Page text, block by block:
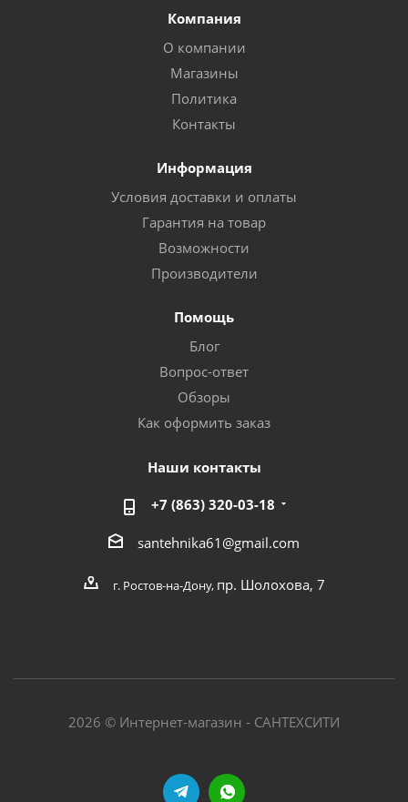
Компания
О компании
Магазины
Политика
Контакты
Информация
Условия доставки и оплаты
Гарантия на товар
Возможности
Производители
Помощь
Блог
Вопрос-ответ
Обзоры
Как оформить заказ
Наши контакты
+7 (863) 320-03-18
santehnika61@gmail.com
г. Ростов-на-Дону, пр. Шолохова, 7
2026 © Интернет-магазин - САНТЕХСИТИ